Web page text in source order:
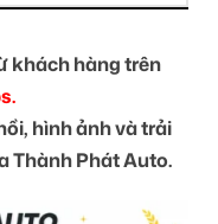
khách hàng trên
hình ảnh và trải
Thành Phát Auto.